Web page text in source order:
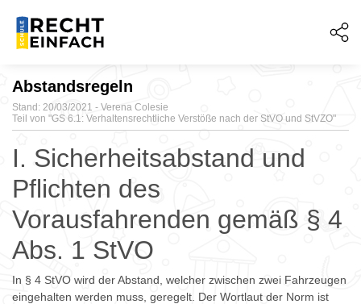
Abstandsregeln
Stand: 20/03/2021 - Verena Colesie
Teil von "GS 6.1: Verhaltensrechtliche Verstöße nach der StVO und StVZO"
I. Sicherheitsabstand und
Pflichten des
Vorausfahrenden gemäß § 4
Abs. 1 StVO
In § 4 StVO wird der Abstand, welcher zwischen zwei Fahrzeugen
eingehalten werden muss, geregelt. Der Wortlaut der Norm ist